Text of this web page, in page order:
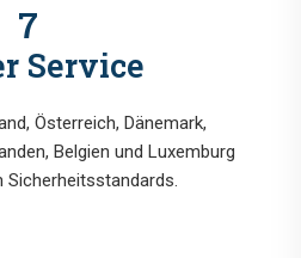
7
Service
Österreich, Dänemark,
Belgien und Luxemburg
Sicherheitsstandards.